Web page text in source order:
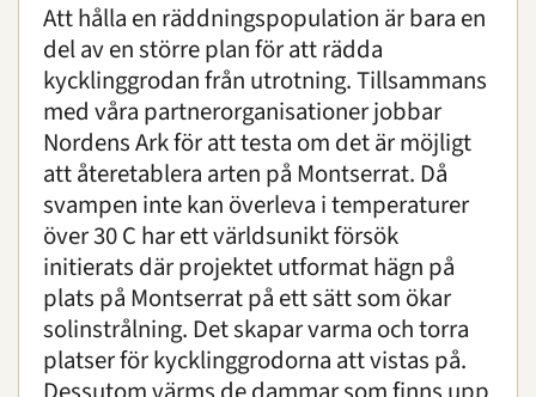
Att hålla en räddningspopulation är bara en
del av en större plan för att rädda
kycklinggrodan från utrotning. Tillsammans
med våra partnerorganisationer jobbar
Nordens Ark för att testa om det är möjligt
att återetablera arten på Montserrat. Då
svampen inte kan överleva i temperaturer
över 30 C har ett världsunikt försök
initierats där projektet utformat hägn på
plats på Montserrat på ett sätt som ökar
solinstrålning. Det skapar varma och torra
platser för kycklinggrodorna att vistas på.